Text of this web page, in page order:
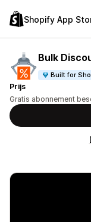
Shopify App
Bulk
Built for
Prijs
Gratis abonnement